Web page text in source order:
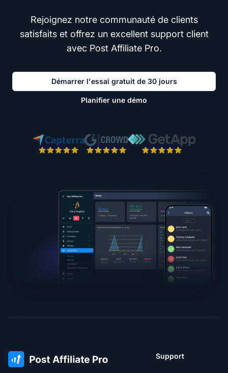
Rejoignez notre communauté de clients
satisfaits et offrez un excellent support client
avec Post Affiliate Pro.
Démarrer l'essai gratuit de 30 jours
Planifier une démo
Support